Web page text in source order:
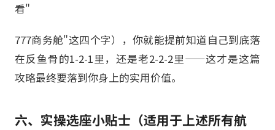
看"
777商务舱"这四个字），你就能提前知道自己到底落
在反鱼骨的1-2-1里，还是老2-2-2里——这才是这篇
攻略最终要落到你身上的实用价值。
六、实操选座小贴士（适用于上述所有航